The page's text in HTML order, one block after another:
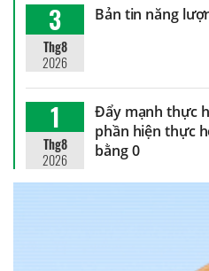
3
Thg8
2026
Bản tin năng
1
Thg8
2026
Đẩy mạnh thực
phần hiện thực
bằng 0